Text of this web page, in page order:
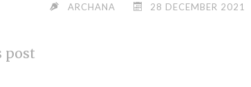
ARCHANA 28 DECEMBER 2021
post